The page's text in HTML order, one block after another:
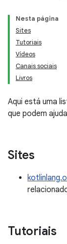
Nesta página
Sites
Tutoriais
Vídeos
Canais sociais
Livros
Aqui está uma
que podem
Sites
Tutoriais